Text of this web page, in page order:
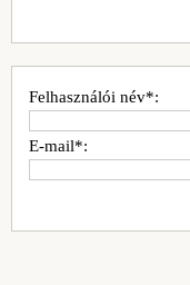
Felhasználói név*:
E-mail*: